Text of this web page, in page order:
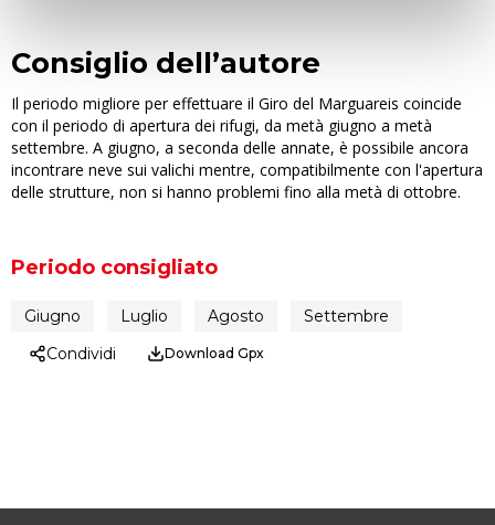
Consiglio dell’autore
Il periodo migliore per effettuare il Giro del Marguareis coincide
con il periodo di apertura dei rifugi, da metà giugno a metà
settembre. A giugno, a seconda delle annate, è possibile ancora
incontrare neve sui valichi mentre, compatibilmente con l'apertura
delle strutture, non si hanno problemi fino alla metà di ottobre.
Periodo consigliato
Giugno Luglio Agosto
Settembre
Condividi
Download Gpx